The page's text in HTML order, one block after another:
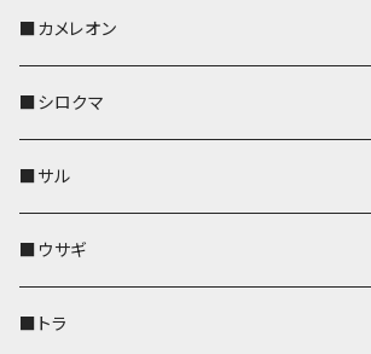
その他
靴下・ミニタオル
その他
スマホケース
財布
靴下・ミニタオル
その他
靴下・ミニタオル
財布
その他
レザートレイ
財布
靴下・ミニタオル
その他
KONBU
AppleWatchバンド
ペットボトルホルダー
ペンホルダー
靴下・ミニタオル
財布
ペットボトルホルダー
AppleWatchバンド
財布
その他
キーケース
名刺入れ・カードケース
AppleWatchバンド
財布
ペンホルダー
IDカードケース
ペットボトルホルダー
その他
リール付きストラップ
名刺入れ
AppleWatchバンド
メガネケース
財布
メガネケース
リール付きストラップ
リールのみ
ストラップ付
ペットボトルホルダー
キーケース
ペンホルダー
メガネケース
名刺入れ
財布
Apple Watchバンド
■カメレオン
■シロクマ
■サル
■ウサギ
■トラ